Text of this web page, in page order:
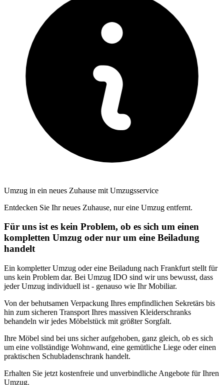
Umzug in ein neues Zuhause mit Umzugsservice
Entdecken Sie Ihr neues Zuhause, nur eine Umzug entfernt.
Für uns ist es kein Problem, ob es sich um einen
kompletten Umzug oder nur um eine Beiladung
handelt
Ein kompletter Umzug oder eine Beiladung nach Frankfurt stellt für
uns kein Problem dar. Bei Umzug IDO sind wir uns bewusst, dass
jeder Umzug individuell ist - genauso wie Ihr Mobiliar.
Von der behutsamen Verpackung Ihres empfindlichen Sekretärs bis
hin zum sicheren Transport Ihres massiven Kleiderschranks
behandeln wir jedes Möbelstück mit größter Sorgfalt.
Ihre Möbel sind bei uns sicher aufgehoben, ganz gleich, ob es sich
um eine vollständige Wohnwand, eine gemütliche Liege oder einen
praktischen Schubladenschrank handelt.
Erhalten Sie jetzt kostenfreie und unverbindliche Angebote für Ihren
Umzug.